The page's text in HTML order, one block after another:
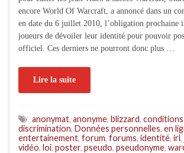
encore World Of Warcraft, a annoncé dans un
en date du 6 juillet 2010, l’obligation prochaine
joueurs de dévoiler leur identité pour pouvoir
officiel. Ces derniers ne pourront donc plus …
Lire la suite
anonymat, anonyme, blizzard,
discrimination, Données personnelles, en
entertainement, forum, forums, identité, irl,
vidéo, loi, poster, pseudo, pseudonyme,